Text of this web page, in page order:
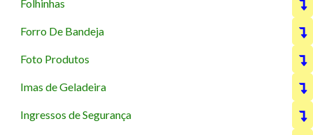
Folhinhas
Forro De Bandeja
Foto Produtos
Imas de Geladeira
Ingressos de Segurança